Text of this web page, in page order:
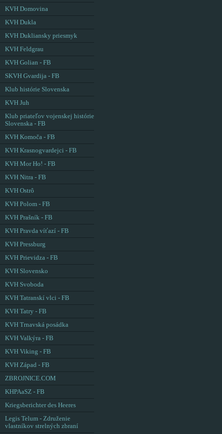
KVH Domovina
KVH Dukla
KVH Dukliansky priesmyk
KVH Feldgrau
KVH Golian - FB
SKVH Gvardija - FB
Klub histórie Slovenska
KVH Juh
Klub priateľov vojenskej histórie
Slovenska - FB
KVH Komoča - FB
KVH Krasnogvardejci - FB
KVH Mor Ho! - FB
KVH Nitra - FB
KVH Ostrô
KVH Polom - FB
KVH Prašník - FB
KVH Pravda víťazí - FB
KVH Pressburg
KVH Prievidza - FB
KVH Slovensko
KVH Svoboda
KVH Tatranskí vlci - FB
KVH Tatry - FB
KVH Trnavská posádka
KVH Valkýra - FB
KVH Viking - FB
KVH Západ - FB
ZBROJNICE.COM
KHPAaSZ - FB
Kriegsberichter des Heeres
Legis Telum - Združenie
vlastníkov strelných zbraní